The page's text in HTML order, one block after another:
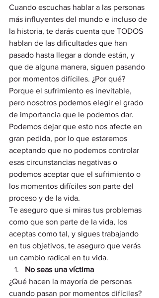
Cuando escuchas hablar a las personas
más influyentes del mundo e incluso de
la historia, te darás cuenta que TODOS
hablan de las dificultades que han
pasado hasta llegar a donde están, y
que de alguna manera, siguen pasando
por momentos difíciles. ¿Por qué?
Porque el sufrimiento es inevitable,
pero nosotros podemos elegir el grado
de importancia que le podemos dar.
Podemos dejar que esto nos afecte en
gran pedida, por lo que estaremos
aceptando que no podemos controlar
esas circunstancias negativas o
podemos aceptar que el sufrimiento o
los momentos difíciles son parte del
proceso y de la vida.
Te aseguro que si miras tus problemas
como que son parte de la vida, los
aceptas como tal, y sigues trabajando
en tus objetivos, te aseguro que verás
un cambio radical en tu vida.
No seas una víctima
¿Qué hacen la mayoría de personas
cuando pasan por momentos difíciles?